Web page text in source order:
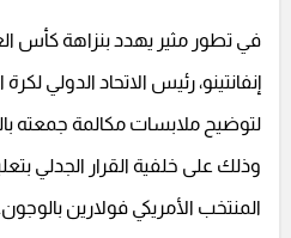
إنفانتينو، رئيس الاتحاد الدولي
لتوضيح ملابسات مكالمة جمعته
وذلك على خلفية القرار الجدلي
المنتخب الأمريكي فولارين بالوجون.